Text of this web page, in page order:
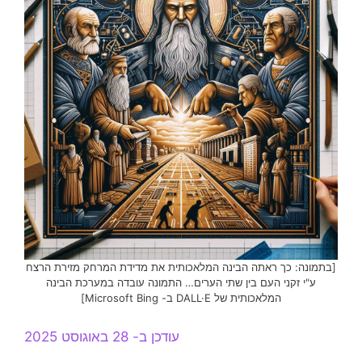
[בתמונה: כך ראתה הבינה המלאכותית את מדידת המרחק מזירת הרצח
ע"י זקני העם בין שתי הערים… התמונה עובדה במערכת הבינה
המלאכותית של DALL·E ב- Microsoft Bing]
עודכן ב- 28 באוגוסט 2025